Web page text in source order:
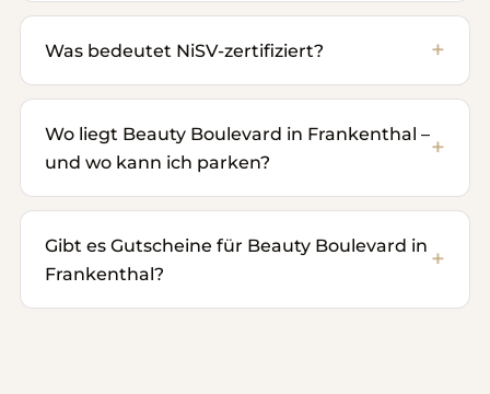
Was bedeutet NiSV-zertifiziert?
Wo liegt Beauty Boulevard in Frankenthal –
und wo kann ich parken?
Gibt es Gutscheine für Beauty Boulevard in
Frankenthal?